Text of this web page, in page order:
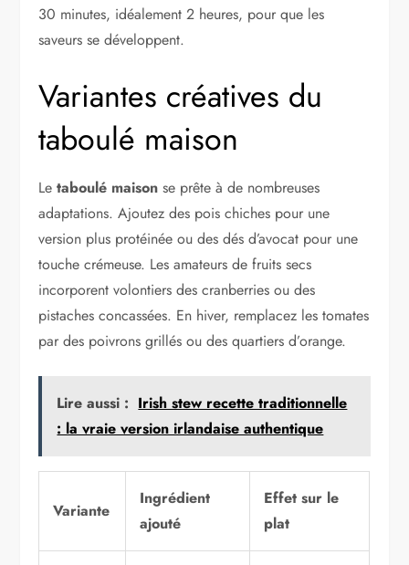
30 minutes, idéalement 2 heures, pour que les
saveurs se développent.
Variantes créatives du
taboulé maison
Letaboulé maison se prête à de nombreuses
adaptations. Ajoutez des pois chiches pour une
version plus protéinée ou des dés d’avocat pour une
touche crémeuse. Les amateurs de fruits secs
incorporent volontiers des cranberries ou des
pistaches concassées. En hiver, remplacez les tomates
par des poivrons grillés ou des quartiers d’orange.
Lire aussi : Irish stew recette traditionnelle
: la vraie version irlandaise authentique
Variante
Ingrédient
ajouté
Effet sur le
plat